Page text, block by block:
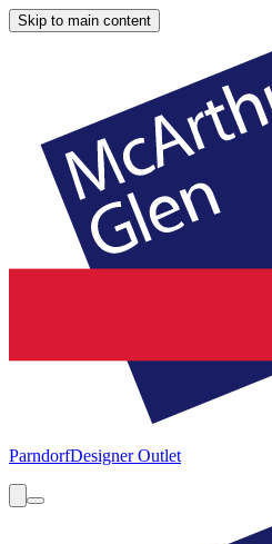
Skip to main content
ParndorfDesigner Outlet